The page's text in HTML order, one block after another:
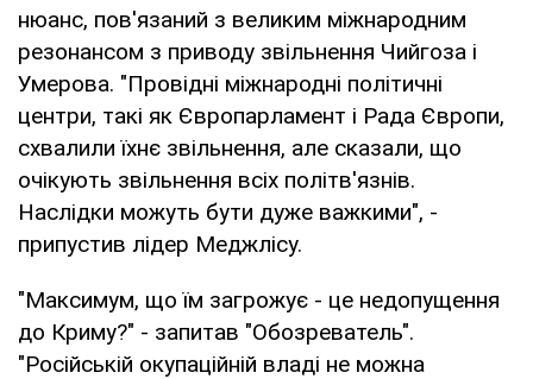
нюанс, пов'язаний з великим міжнародним
резонансом з приводу звільнення Чийгоза і
Умерова. "Провідні міжнародні політичні
центри, такі як Європарламент і Рада Європи,
схвалили їхнє звільнення, але сказали, що
очікують звільнення всіх політв'язнів.
Наслідки можуть бути дуже важкими", -
припустив лідер Меджлісу.
"Максимум, що їм загрожує - це недопущення
до Криму?" - запитав "Обозреватель".
"Російській окупаційній владі не можна